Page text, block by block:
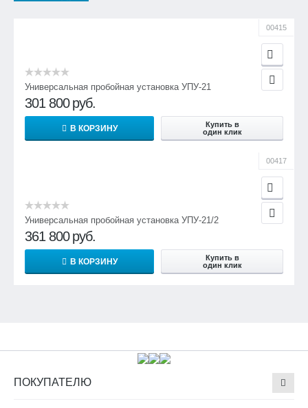
00415
Универсальная пробойная установка УПУ-21
301 800 руб.
В КОРЗИНУ
Купить в
один клик
00417
Универсальная пробойная установка УПУ-21/2
361 800 руб.
В КОРЗИНУ
Купить в
один клик
ПОКУПАТЕЛЮ